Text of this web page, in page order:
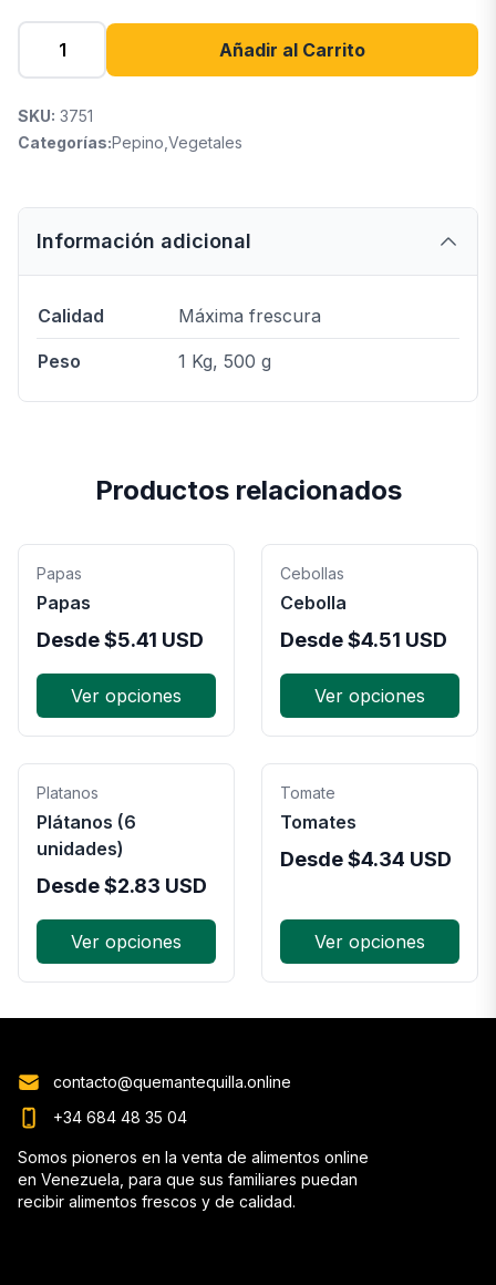
Añadir al Carrito
SKU: 3751
Categorías:Pepino Vegetales
Información adicional
Calidad Máxima frescura
Peso 1 Kg, 500 g
Productos relacionados
Papas
Papas
Desde$5.41 USD
Ver opciones
Cebollas
Cebolla
Desde$4.51 USD
Ver opciones
Platanos
Plátanos (6
unidades)
Desde$2.83 USD
Ver opciones
Tomate
Tomates
Desde$4.34 USD
Ver opciones
contacto@quemantequilla.online
+34 684 48 35 04
Somos pioneros en la venta de alimentos online
en Venezuela, para que sus familiares puedan
recibir alimentos frescos y de calidad.